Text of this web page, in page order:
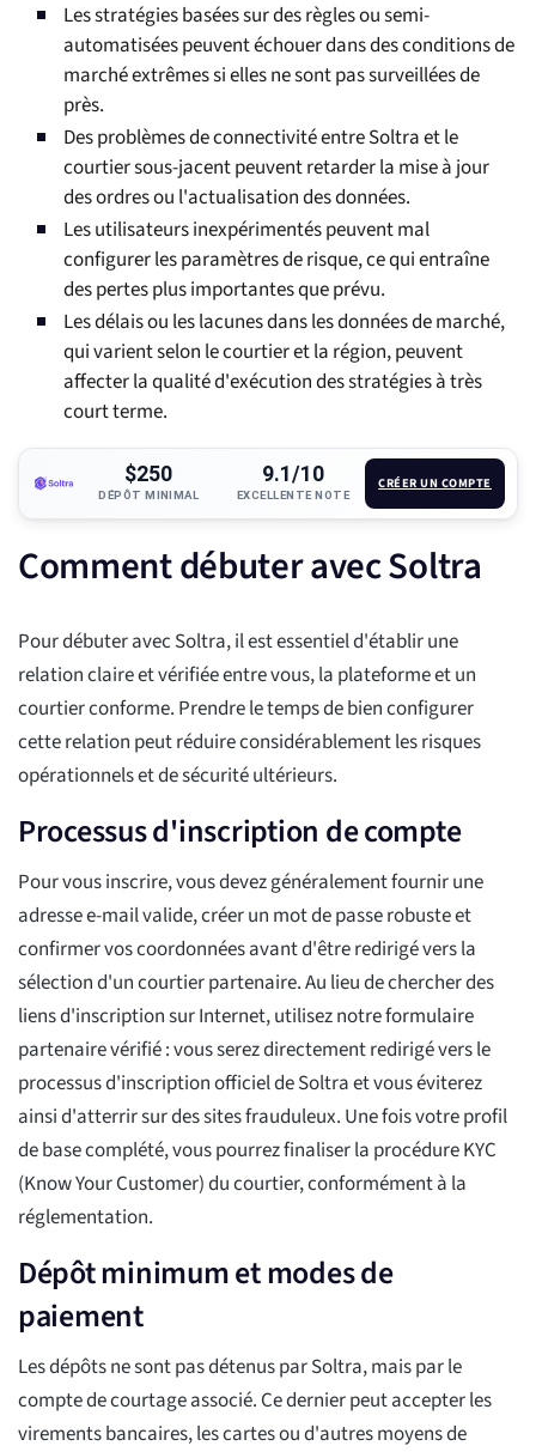
Les stratégies basées sur des règles ou semi-
automatisées peuvent échouer dans des conditions de
marché extrêmes si elles ne sont pas surveillées de
près.
Des problèmes de connectivité entre Soltra et le
courtier sous-jacent peuvent retarder la mise à jour
des ordres ou l'actualisation des données.
Les utilisateurs inexpérimentés peuvent mal
configurer les paramètres de risque, ce qui entraîne
des pertes plus importantes que prévu.
Les délais ou les lacunes dans les données de marché,
qui varient selon le courtier et la région, peuvent
affecter la qualité d'exécution des stratégies à très
court terme.
$250
DÉPÔT MINIMAL
9.1/10
EXCELLENTE NOTE
CRÉER UN COMPTE
Comment débuter avec Soltra
Pour débuter avec Soltra, il est essentiel d'établir une
relation claire et vérifiée entre vous, la plateforme et un
courtier conforme. Prendre le temps de bien configurer
cette relation peut réduire considérablement les risques
opérationnels et de sécurité ultérieurs.
Processus d'inscription de compte
Pour vous inscrire, vous devez généralement fournir une
adresse e-mail valide, créer un mot de passe robuste et
confirmer vos coordonnées avant d'être redirigé vers la
sélection d'un courtier partenaire. Au lieu de chercher des
liens d'inscription sur Internet, utilisez notre formulaire
partenaire vérifié : vous serez directement redirigé vers le
processus d'inscription officiel de Soltra et vous éviterez
ainsi d'atterrir sur des sites frauduleux. Une fois votre profil
de base complété, vous pourrez finaliser la procédure KYC
(Know Your Customer) du courtier, conformément à la
réglementation.
Dépôt minimum et modes de
paiement
Les dépôts ne sont pas détenus par Soltra, mais par le
compte de courtage associé. Ce dernier peut accepter les
virements bancaires, les cartes ou d'autres moyens de